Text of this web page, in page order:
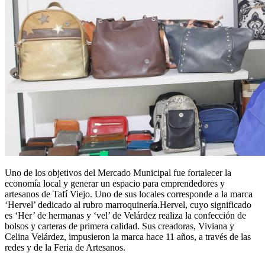
Uno de los objetivos del Mercado Municipal fue fortalecer la
economía local y generar un espacio para emprendedores y
artesanos de Tafí Viejo. Uno de sus locales corresponde a la marca
‘Hervel’ dedicado al rubro marroquinería.Hervel, cuyo significado
es ‘Her’ de hermanas y ‘vel’ de Velárdez realiza la confección de
bolsos y carteras de primera calidad. Sus creadoras, Viviana y
Celina Velárdez, impusieron la marca hace 11 años, a través de las
redes y de la Feria de Artesanos.